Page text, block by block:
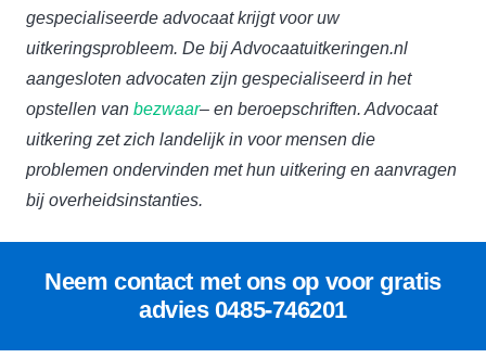
gespecialiseerde advocaat krijgt voor uw
uitkeringsprobleem. De bij Advocaatuitkeringen.nl
aangesloten advocaten zijn gespecialiseerd in het
opstellen van bezwaar– en beroepschriften. Advocaat
uitkering zet zich landelijk in voor mensen die
problemen ondervinden met hun uitkering en aanvragen
bij overheidsinstanties.
Neem contact met ons op voor gratis
advies 0485-746201